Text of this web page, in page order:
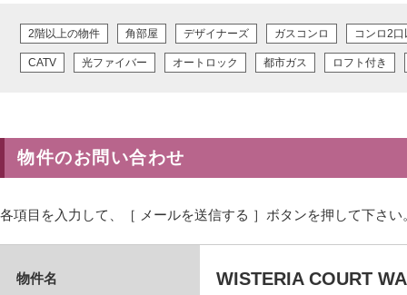
2階以上の物件 角部屋 デザイナーズ ガスコンロ コンロ2口
CATV 光ファイバー オートロック 都市ガス ロフト付き
物件のお問い合わせ
各項目を入力して、［ メールを送信する ］ボタンを押して下さい
物件名 WISTERIA COURT